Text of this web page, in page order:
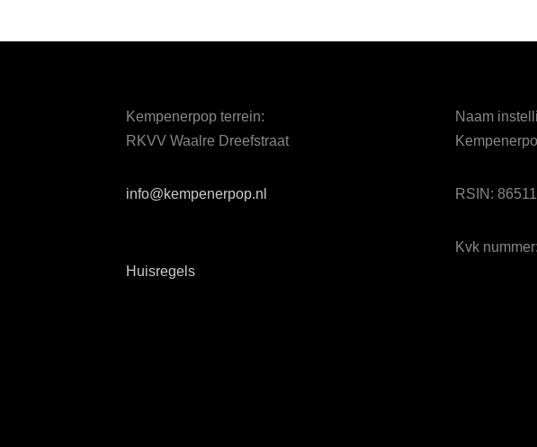
Kempenerpop terrein:
RKVV Waalre Dreefstraat
info@kempenerpop.nl
Huisregels
Naam
RSIN:
Kvk